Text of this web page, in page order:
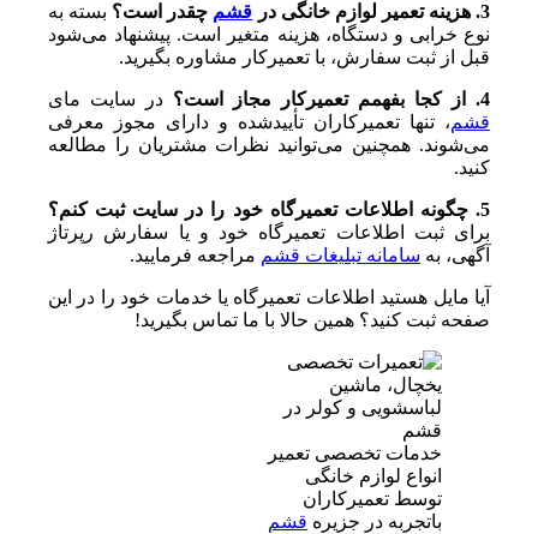
3. هزینه تعمیر لوازم خانگی در قشم چقدر است؟ بسته به
نوع خرابی و دستگاه، هزینه متغیر است. پیشنهاد می‌شود
قبل از ثبت سفارش، با تعمیرکار مشاوره بگیرید.
4. از کجا بفهمم تعمیرکار مجاز است؟
در سایت مای
قشم، تنها تعمیرکاران تأییدشده و دارای مجوز معرفی
می‌شوند. همچنین می‌توانید نظرات مشتریان را مطالعه
کنید.
5. چگونه اطلاعات تعمیرگاه خود را در سایت ثبت کنم؟
برای ثبت اطلاعات تعمیرگاه خود و یا سفارش رپرتاژ
آگهی، به سامانه تبلیغات قشم مراجعه فرمایید.
آیا مایل هستید اطلاعات تعمیرگاه یا خدمات خود را در این
صفحه ثبت کنید؟ همین حالا با ما تماس بگیرید!
خدمات تخصصی تعمیر
انواع لوازم خانگی
توسط تعمیرکاران
باتجربه در جزیره قشم